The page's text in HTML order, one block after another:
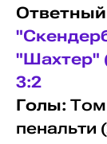
"Шахтер"
3:2
Голы:
пенальти